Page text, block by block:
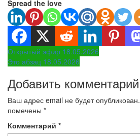
Spread the love
Навигация
по
записям
Открытый эфир 18.05.2026
Это абзац 18.05.2026
Добавить комментарий
Ваш адрес email не будет опубликован.
помечены *
Комментарий *